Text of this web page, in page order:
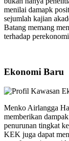
menilai damapk
sejumlah kajian
Batang memang
terhadap
Ekonomi Baru
Menko Airlangga
memberikan
penurunan tingkat
KEK juga dapat